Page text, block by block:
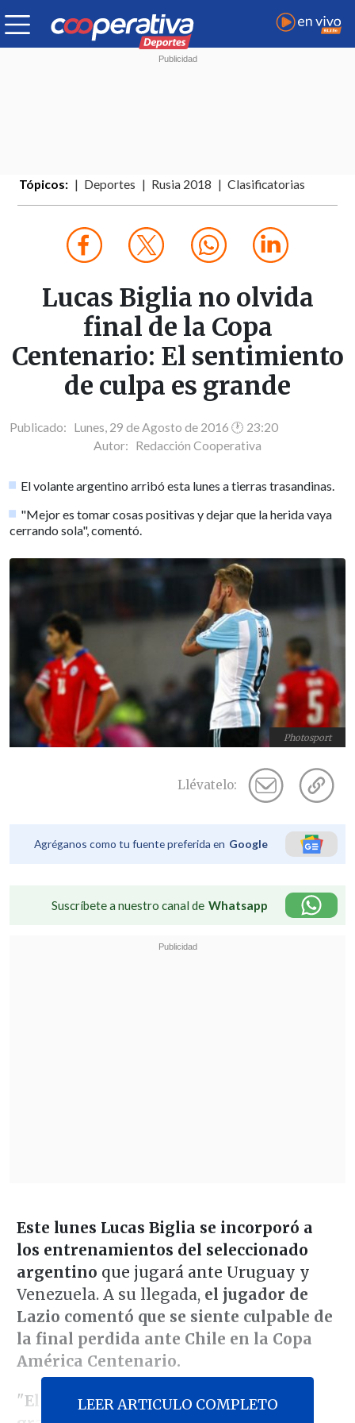
Tópicos: Deportes Rusia 2018 Clasificatorias
Lucas Biglia no olvida
final de la Copa
Centenario: El sentimiento
de culpa es grande
Publicado: Lunes, 29 de Agosto de 2016 🕐 23:20
Autor: Redacción Cooperativa
El volante argentino arribó esta lunes a tierras trasandinas.
"Mejor es tomar cosas positivas y dejar que la herida vaya
cerrando sola", comentó.
Photosport
Llévatelo:
Agréganos como tu fuente preferida en Google
Suscríbete a nuestro canal de Whatsapp
Este lunes Lucas Biglia se incorporó a
los entrenamientos del seleccionado
argentino que jugará ante Uruguay y
Venezuela. A su llegada, el jugador de
Lazio comentó que se siente culpable de
la final perdida ante Chile en la Copa
América Centenario.
"El sentimiento de culpabilidad es
LEER ARTICULO COMPLETO